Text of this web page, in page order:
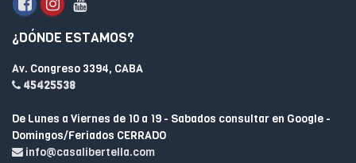
¿DÓNDE ESTAMOS?
Av. Congreso 3394, CABA
45425538
De Lunes a Viernes de 10 a 19 - Sabados consultar en Google -
Domingos/Feriados CERRADO
info@casalibertella.com